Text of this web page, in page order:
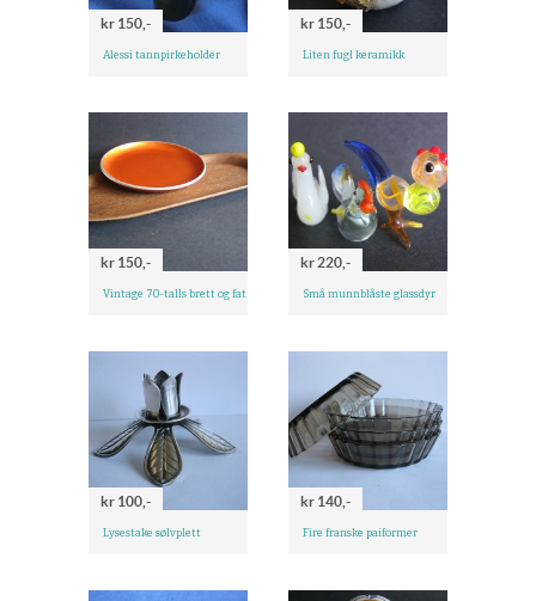
kr 150,-
Alessi tannpirkeholder
kr 150,-
Liten fugl keramikk
kr 150,-
Vintage 70-talls brett og fat
kr 220,-
Små munnblåste glassdyr
kr 100,-
Lysestake sølvplett
kr 140,-
Fire franske paiformer